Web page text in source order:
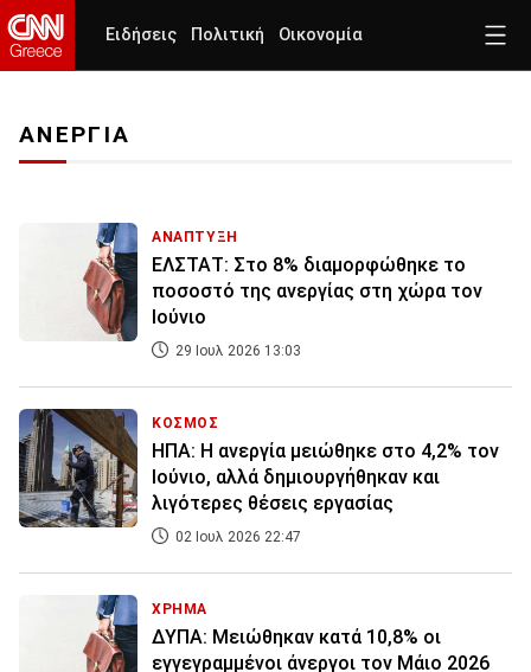
Ειδήσεις Πολιτική Οικονομία
ΑΝΕΡΓΙΑ
ΑΝΑΠΤΥΞΗ
ΕΛΣΤΑΤ: Στο 8% διαμορφώθηκε το
ποσοστό της ανεργίας στη χώρα τον
Ιούνιο
29 Ιουλ 2026 13:03
ΚΟΣΜΟΣ
ΗΠΑ: Η ανεργία μειώθηκε στο 4,2% τον
Ιούνιο, αλλά δημιουργήθηκαν και
λιγότερες θέσεις εργασίας
02 Ιουλ 2026 22:47
ΧΡΗΜΑ
ΔΥΠΑ: Μειώθηκαν κατά 10,8% οι
εγγεγραμμένοι άνεργοι τον Μάιο 2026